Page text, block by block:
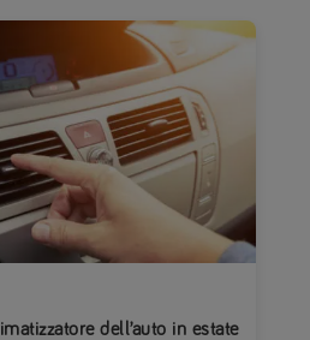
dell’auto in estate